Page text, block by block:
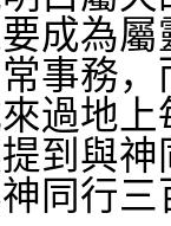
成為
事務
過地
到與
同行